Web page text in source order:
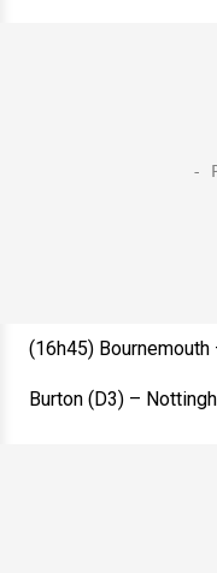
(16h45)
Burton (D3) –